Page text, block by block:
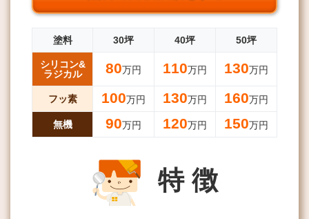
塗料 30坪 40坪 50坪
シリコン&
ラジカル
80万円 110万円 130万円
フッ素 100万円 130万円 160万円
無機 90万円 120万円 150万円
特 徴